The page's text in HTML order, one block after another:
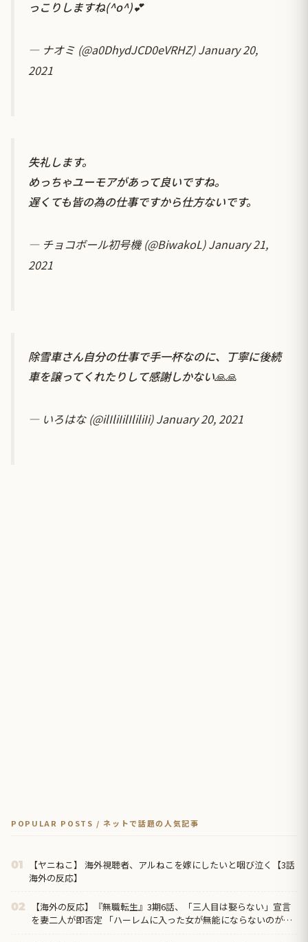
っこりしますね(^o^)💕
— ナオミ (@a0DhydJCD0eVRHZ)January 20,
2021
失礼します。
めっちゃユーモアがあって良いですね。
遅くても皆の為の仕事ですから仕方ないです。
— チョコボール初号機 (@BiwakoL)January 21,
2021
除雪車さん自分の仕事で手一杯なのに、丁寧に後続
車を譲ってくれたりして感謝しかない🙏🙏
— いろはな (@ilIliIilIliliIi)January 20, 2021
POPULAR POSTS / ネットで話題の人気記事
01
【ヤニねこ】 海外視聴者、アルねこを嫁にしたいと咽び泣く【3話
海外の反応】
02
【海外の反応】『無職転生』3期6話、「三人目は娶らない」宣言
を妻二人が即否定 「ハーレムに入った女が無能にならないのがこ